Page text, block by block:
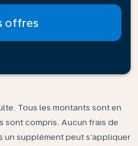
offres
Tous les montants sont en
sont compris. Aucun frais de
un supplément peut s’appliquer